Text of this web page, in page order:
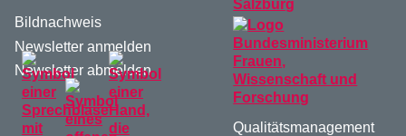
Bildnachweis
Newsletter anmelden
Newsletter abmelden
Qualitätsmanagement